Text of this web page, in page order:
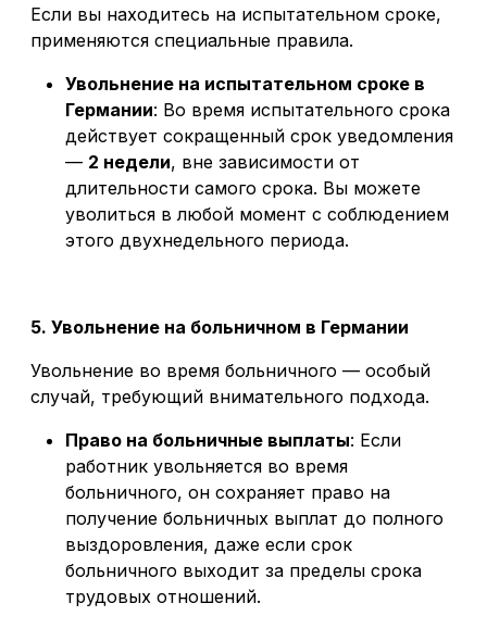
Если вы находитесь на испытательном сроке,
применяются специальные правила.
Увольнение на испытательном сроке в
Германии: Во время испытательного срока
действует сокращенный срок уведомления
— 2 недели, вне зависимости от
длительности самого срока. Вы можете
уволиться в любой момент с соблюдением
этого двухнедельного периода.
5. Увольнение на больничном в Германии
Увольнение во время больничного — особый
случай, требующий внимательного подхода.
Право на больничные выплаты: Если
работник увольняется во время
больничного, он сохраняет право на
получение больничных выплат до полного
выздоровления, даже если срок
больничного выходит за пределы срока
трудовых отношений.